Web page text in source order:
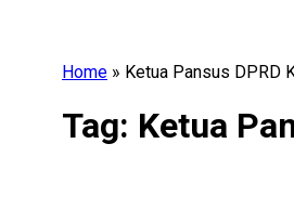
Home » Ketua Pansus DPRD
Tag: Ketua